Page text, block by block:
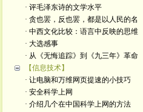
· 评毛泽东诗的文学水平
· 贪也罢，反也罢，都是以人民的名
· 中西文化比较：语言中反映的思维
· 大选感事
· 从《无悔追踪》到《九三年》革命
【信息技术】
· 让电脑和万维网页提速的小技巧
· 安全科学上网
· 介绍几个在中国科学上网的方法